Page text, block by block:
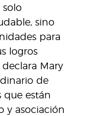
solo
sino
para
logros
Mary
de
que están
y asociación